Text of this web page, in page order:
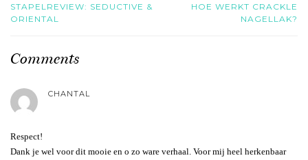
STAPELREVIEW: SEDUCTIVE &
ORIENTAL
HOE WERKT CRACKLE
NAGELLAK?
Comments
CHANTAL
Respect!
Dank je wel voor dit mooie en o zo ware verhaal. Voor mij heel herkenbaar